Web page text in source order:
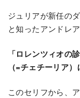
ジュリアが新任の
と知ったアンドレ
「ロレンツィオの
（=チェチーリア
このセリフから、